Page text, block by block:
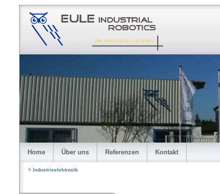
Home Über uns Referenzen Kontakt
Industrieelektronik